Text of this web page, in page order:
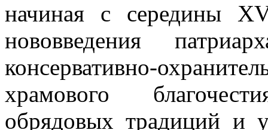
начиная с середины
нововведения
консервативно-
храмового
обрядовых традиций и